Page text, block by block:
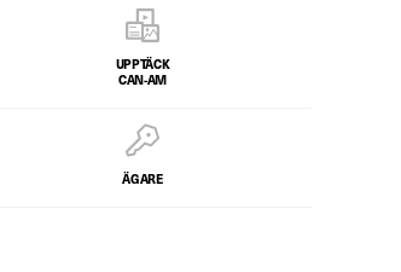
UPPTÄCK
CAN-AM
ÄGARE